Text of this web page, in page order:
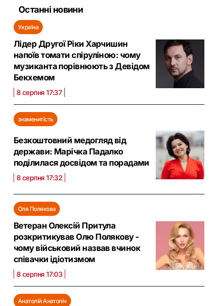
Останні новини
Україна
Лідер Другої Ріки Харчишин
напоїв томати спіруліною: чому
музиканта порівнюють з Девідом
Бекхемом
8 серпня 17:37
знаменитість
Безкоштовний медогляд від
держави: Марічка Падалко
поділилася досвідом та порадами
8 серпня 17:32
Оля Полякова
Ветеран Олексій Притула
розкритикував Олю Полякову -
чому військовий назвав вчинок
співачки ідіотизмом
8 серпня 17:03
Анатолій Анатоліч